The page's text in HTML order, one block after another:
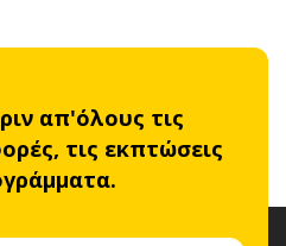
απ'όλους τις
τις εκπτώσεις